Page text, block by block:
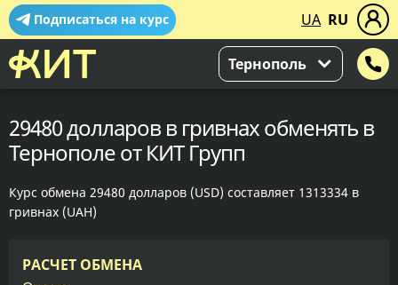
Подписаться на курс UA RU
Тернополь
29480 долларов в гривнах обменять в
Тернополе от КИТ Групп
Курс обмена 29480 долларов (USD) составляет 1313334 в
гривнах (UAH)
РАСЧЕТ ОБМЕНА